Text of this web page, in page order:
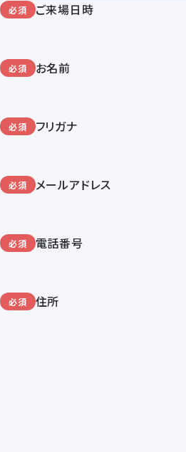
必須 ご来場日時
必須 お名前
必須 フリガナ
必須 メールアドレス
必須 電話番号
必須 住所